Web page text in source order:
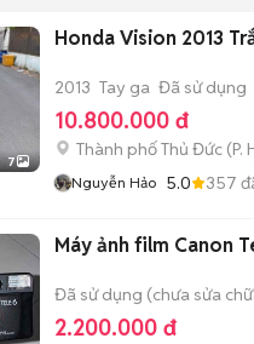
7
Honda Vision 2013
2013 Tay ga Đã sử dụng
10.800.000 đ
Thành phố Thủ Đức (P.
Nguyễn Hảo 5.0 357
Máy ảnh film Canon
Đã sử dụng (chưa sửa
2.200.000 đ